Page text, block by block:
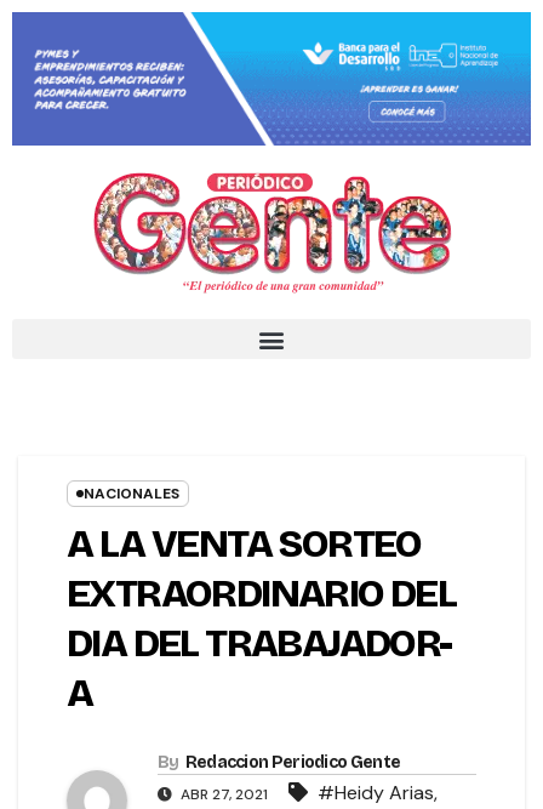
NACIONALES
A LA VENTA SORTEO
EXTRAORDINARIO DEL
DIA DEL TRABAJADOR-
A
By Redaccion Periodico Gente
ABR 27, 2021 #Heidy Arias,